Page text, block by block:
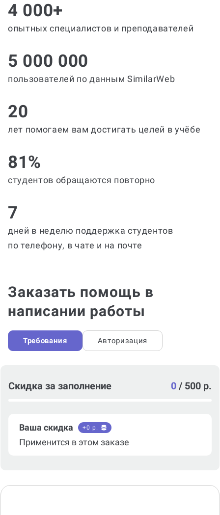
4 000+
опытных специалистов и преподавателей
5 000 000
пользователей по данным SimilarWeb
20
лет помогаем вам достигать целей в учёбе
81%
студентов обращаются повторно
7
дней в неделю поддержка студентов
по телефону, в чате и на почте
Заказать помощь в
написании работы
Требования Авторизация
Скидка за заполнение 0 / 500 р.
Ваша скидка +0 р.
Применится в этом заказе